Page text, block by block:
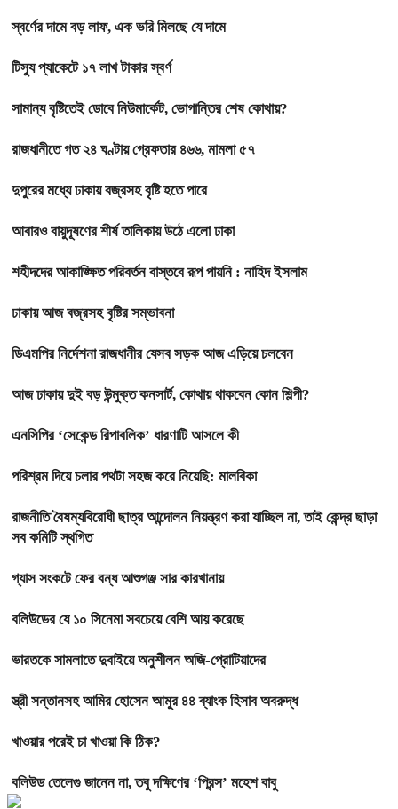
স্বর্ণের দামে বড় লাফ, এক ভরি মিলছে যে দামে
টিস্যু প্যাকেটে ১৭ লাখ টাকার স্বর্ণ
সামান্য বৃষ্টিতেই ডোবে নিউমার্কেট, ভোগান্তির শেষ কোথায়?
রাজধানীতে গত ২৪ ঘণ্টায় গ্রেফতার ৪৬৬, মামলা ৫৭
দুপুরের মধ্যে ঢাকায় বজ্রসহ বৃষ্টি হতে পারে
আবারও বায়ুদূষণের শীর্ষ তালিকায় উঠে এলো ঢাকা
শহীদদের আকাঙ্ক্ষিত পরিবর্তন বাস্তবে রূপ পায়নি : নাহিদ ইসলাম
ঢাকায় আজ বজ্রসহ বৃষ্টির সম্ভাবনা
ডিএমপির নির্দেশনা রাজধানীর যেসব সড়ক আজ এড়িয়ে চলবেন
আজ ঢাকায় দুই বড় উন্মুক্ত কনসার্ট, কোথায় থাকবেন কোন শিল্পী?
এনসিপির ‘সেকেন্ড রিপাবলিক’ ধারণাটি আসলে কী
পরিশ্রম দিয়ে চলার পথটা সহজ করে নিয়েছি: মালবিকা
রাজনীতি বৈষম্যবিরোধী ছাত্র আন্দোলন নিয়ন্ত্রণ করা যাচ্ছিল না, তাই কেন্দ্র ছাড়া
সব কমিটি স্থগিত
গ্যাস সংকটে ফের বন্ধ আশুগঞ্জ সার কারখানায়
বলিউডের যে ১০ সিনেমা সবচেয়ে বেশি আয় করেছে
ভারতকে সামলাতে দুবাইয়ে অনুশীলন অজি-প্রোটিয়াদের
স্ত্রী সন্তানসহ আমির হোসেন আমুর ৪৪ ব্যাংক হিসাব অবরুদ্ধ
খাওয়ার পরেই চা খাওয়া কি ঠিক?
বলিউড তেলেগু জানেন না, তবু দক্ষিণের ‘প্রিন্স’ মহেশ বাবু